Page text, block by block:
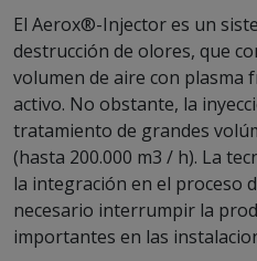
El Aerox®-Injector es un
destrucción de olores, que
volumen de aire con plasma
activo. No obstante, la
tratamiento de grandes
(hasta 200.000 m3 / h). La
la integración en el proceso
necesario interrumpir la
importantes en las